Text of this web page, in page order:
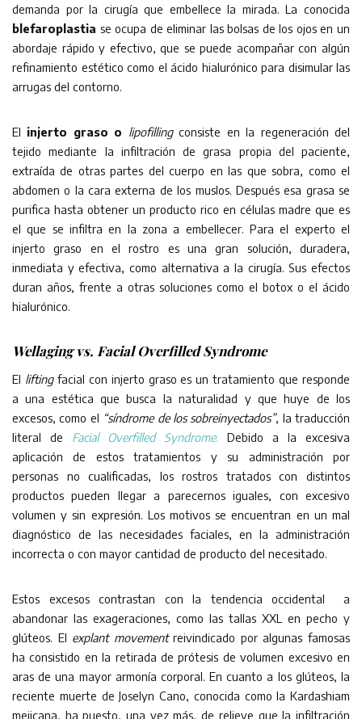
demanda por la cirugía que embellece la mirada. La conocida
blefaroplastia se ocupa de eliminar las bolsas de los ojos en un
abordaje rápido y efectivo, que se puede acompañar con algún
refinamiento estético como el ácido hialurónico para disimular las
arrugas del contorno.
El injerto graso o lipofillingconsiste en la regeneración del
tejido mediante la infiltración de grasa propia del paciente,
extraída de otras partes del cuerpo en las que sobra, como el
abdomen o la cara externa de los muslos. Después esa grasa se
purifica hasta obtener un producto rico en células madre que es
el que se infiltra en la zona a embellecer. Para el experto el
injerto graso en el rostro es una gran solución, duradera,
inmediata y efectiva, como alternativa a la cirugía. Sus efectos
duran años, frente a otras soluciones como el botox o el ácido
hialurónico.
Wellaging vs. Facial Overfilled Syndrome
El liftingfacial con injerto graso es un tratamiento que responde
a una estética que busca la naturalidad y que huye de los
excesos, como el “síndrome de los sobreinyectados”, la traducción
literal de Facial Overfilled Syndrome. Debido a la excesiva
aplicación de estos tratamientos y su administración por
personas no cualificadas, los rostros tratados con distintos
productos pueden llegar a parecernos iguales, con excesivo
volumen y sin expresión. Los motivos se encuentran en un mal
diagnóstico de las necesidades faciales, en la administración
incorrecta o con mayor cantidad de producto del necesitado.
Estos excesos contrastan con la tendencia occidental a
abandonar las exageraciones, como las tallas XXL en pecho y
glúteos. El explant movementreivindicado por algunas famosas
ha consistido en la retirada de prótesis de volumen excesivo en
aras de una mayor armonía corporal. En cuanto a los glúteos, la
reciente muerte de Joselyn Cano, conocida como la Kardashiam
mejicana, ha puesto, una vez más, de relieve que la infiltración